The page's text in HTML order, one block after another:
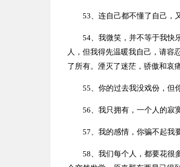
53、连自己都不懂了自己，
54、我微笑，并不等于我快
人，但我得先温暖我自己，请容
了所有。湮灭了迷茫，骄傲和哀
55、你的过去我没戏份，但
56、我只拥有，一个人的寂
57、我的感情，你骗不起我
58、我们每个人，都要花很